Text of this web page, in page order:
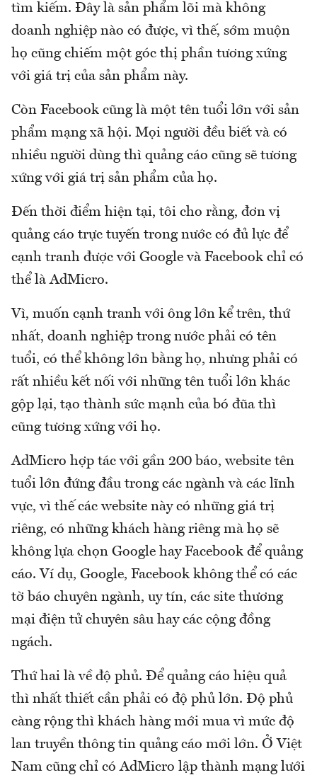
tìm kiếm. Đây là sản phẩm lõi mà không
doanh nghiệp nào có được, vì thế, sớm muộn
họ cũng chiếm một góc thị phần tương xứng
với giá trị của sản phẩm này.
Còn Facebook cũng là một tên tuổi lớn với sản
phẩm mạng xã hội. Mọi người đều biết và có
nhiều người dùng thì quảng cáo cũng sẽ tương
xứng với giá trị sản phẩm của họ.
Đến thời điểm hiện tại, tôi cho rằng, đơn vị
quảng cáo trực tuyến trong nước có đủ lực để
cạnh tranh được với Google và Facebook chỉ có
thể là AdMicro.
Vì, muốn cạnh tranh với ông lớn kể trên, thứ
nhất, doanh nghiệp trong nước phải có tên
tuổi, có thể không lớn bằng họ, nhưng phải có
rất nhiều kết nối với những tên tuổi lớn khác
gộp lại, tạo thành sức mạnh của bó đũa thì
cũng tương xứng với họ.
AdMicro hợp tác với gần 200 báo, website tên
tuổi lớn đứng đầu trong các ngành và các lĩnh
vực, vì thế các website này có những giá trị
riêng, có những khách hàng riêng mà họ sẽ
không lựa chọn Google hay Facebook để quảng
cáo. Ví dụ, Google, Facebook không thể có các
tờ báo chuyên ngành, uy tín, các site thương
mại điện tử chuyên sâu hay các cộng đồng
ngách.
Thứ hai là về độ phủ. Để quảng cáo hiệu quả
thì nhất thiết cần phải có độ phủ lớn. Độ phủ
càng rộng thì khách hàng mới mua vì mức độ
lan truyền thông tin quảng cáo mới lớn. Ở Việt
Nam cũng chỉ có AdMicro lập thành mạng lưới